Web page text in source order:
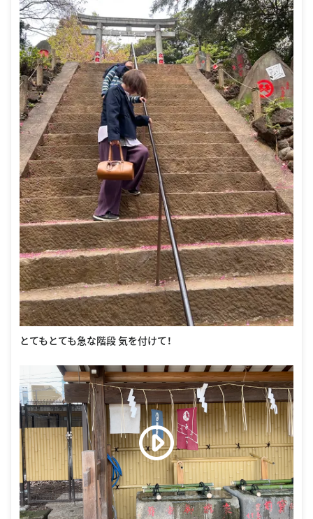
とてもとても急な階段 気を付けて！